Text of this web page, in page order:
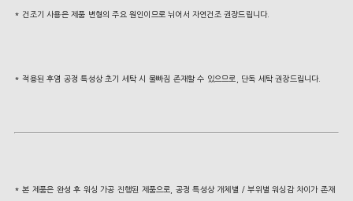
* 건조기 사용은 제품 변형의 주요 원인이므로 뉘어서 자연건조 권장드립니다.
* 적용된 후염 공정 특성상 초기 세탁 시 물빠짐 존재할 수 있으므로, 단독 세탁 권장드립니다.
* 본 제품은 완성 후 워싱 가공 진행된 제품으로, 공정 특성상 개체별 / 부위별 워싱감 차이가 존재